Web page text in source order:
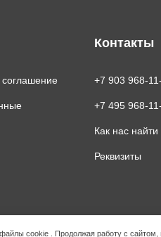
соглашение
Контакты
+7 903 968-
+7 495 968-
Как нас найти
Реквизиты
файлы cookie . Продолжая работу с сайтом,